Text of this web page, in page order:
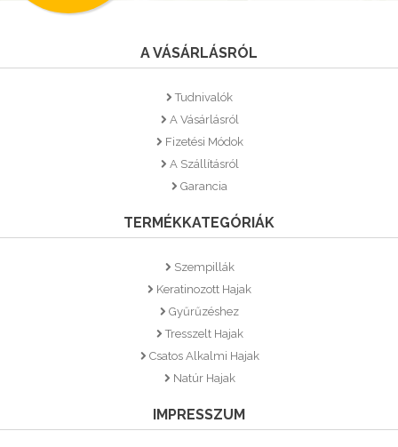
A VÁSÁRLÁSRÓL
Tudnivalók
A Vásárlásról
Fizetési Módok
A Szállításról
Garancia
TERMÉKKATEGÓRIÁK
Szempillák
Keratinozott Hajak
Gyűrűzéshez
Tresszelt Hajak
Csatos Alkalmi Hajak
Natúr Hajak
IMPRESSZUM